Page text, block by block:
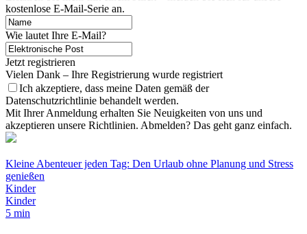
kostenlose E-Mail-Serie an.
Wie lautet Ihre E-Mail?
Jetzt registrieren
Vielen Dank – Ihre Registrierung wurde registriert
Ich akzeptiere, dass meine Daten gemäß der
Datenschutzrichtlinie behandelt werden.
Mit Ihrer Anmeldung erhalten Sie Neuigkeiten von uns und
akzeptieren unsere Richtlinien. Abmelden? Das geht ganz einfach.
Kleine Abenteuer jeden Tag: Den Urlaub ohne Planung und Stress
genießen
Kinder
Kinder
5 min